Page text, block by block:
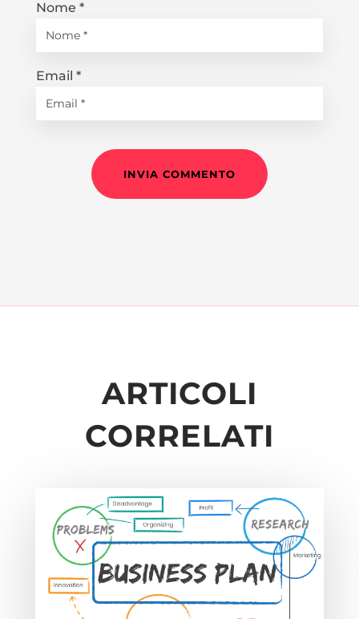
Nome *
Email *
INVIA COMMENTO
ARTICOLI
CORRELATI